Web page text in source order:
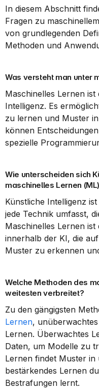
In diesem Abschnitt
Fragen zu
von grundlegenden
Methoden und
Was versteht man unter
Maschinelles Lernen
Intelligenz. Es
zu lernen und Muster
können
spezielle
Wie unterscheiden sich
maschinelles Lernen
Künstliche Intelligenz
jede Technik umfasst,
Maschinelles Lernen
innerhalb der KI, die
Muster zu erkennen
Welche Methoden des
weitesten verbreitet?
Zu den gängigsten
Lernen,
Lernen. Überwachtes
Daten, um Modelle zu
Lernen findet Muster
bestärkendes Lernen
Bestrafungen lernt.